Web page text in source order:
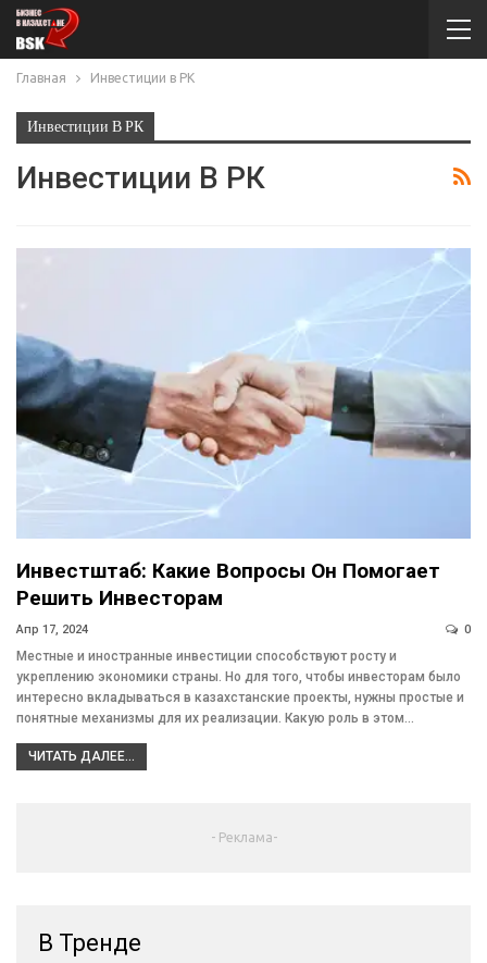
Главная Инвестиции в РК
Инвестиции В РК
Инвестиции В РК
Инвестштаб: Какие Вопросы Он Помогает
Решить Инвесторам
Апр 17, 2024 0
Местные и иностранные инвестиции способствуют росту и
укреплению экономики страны. Но для того, чтобы инвесторам было
интересно вкладываться в казахстанские проекты, нужны простые и
понятные механизмы для их реализации. Какую роль в этом…
ЧИТАТЬ ДАЛЕЕ...
- Реклама-
В Тренде